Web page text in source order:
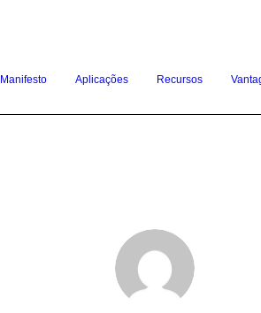
Manifesto Aplicações Recursos